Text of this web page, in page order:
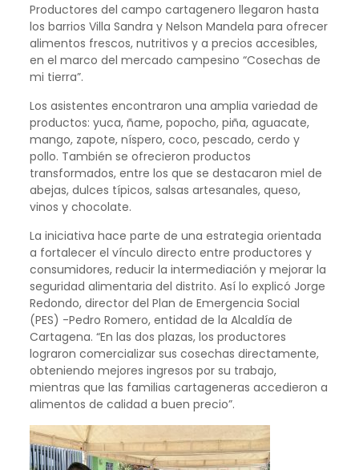
Productores del campo cartagenero llegaron hasta
los barrios Villa Sandra y Nelson Mandela para ofrecer
alimentos frescos, nutritivos y a precios accesibles,
en el marco del mercado campesino “Cosechas de
mi tierra”.
Los asistentes encontraron una amplia variedad de
productos: yuca, ñame, popocho, piña, aguacate,
mango, zapote, níspero, coco, pescado, cerdo y
pollo. También se ofrecieron productos
transformados, entre los que se destacaron miel de
abejas, dulces típicos, salsas artesanales, queso,
vinos y chocolate.
La iniciativa hace parte de una estrategia orientada
a fortalecer el vínculo directo entre productores y
consumidores, reducir la intermediación y mejorar la
seguridad alimentaria del distrito. Así lo explicó Jorge
Redondo, director del Plan de Emergencia Social
(PES) -Pedro Romero, entidad de la Alcaldía de
Cartagena. “En las dos plazas, los productores
lograron comercializar sus cosechas directamente,
obteniendo mejores ingresos por su trabajo,
mientras que las familias cartageneras accedieron a
alimentos de calidad a buen precio”.